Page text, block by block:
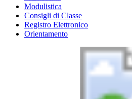
Modulistica
Consigli di Classe
Registro Elettronico
Orientamento